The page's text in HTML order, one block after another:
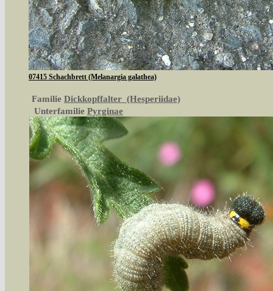
07415 Schachbrett (Melanargia galathea)
Familie Dickkopffalter (Hesperiidae)
Unterfamilie Pyrginae